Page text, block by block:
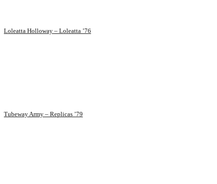
Loleatta Holloway – Loleatta ’76
Tubeway Army – Replicas ’79